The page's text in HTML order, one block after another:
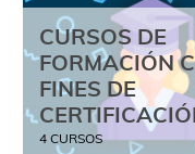
CURSOS DE
FORMACIÓN
FINES DE
4 CURSOS